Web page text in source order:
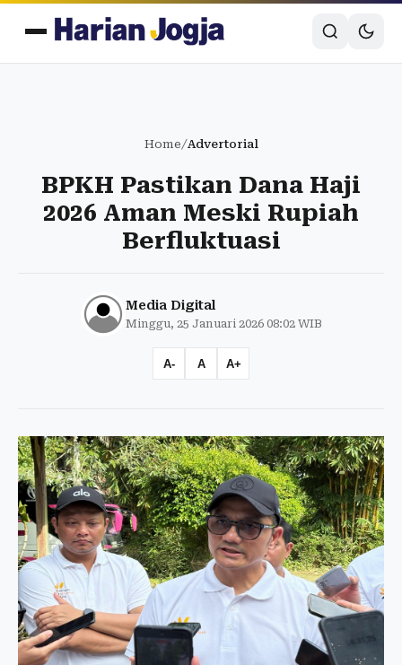
Home/Advertorial
BPKH Pastikan Dana Haji
2026 Aman Meski Rupiah
Berfluktuasi
Media Digital
Minggu, 25 Januari 2026 08:02 WIB
A- A A+